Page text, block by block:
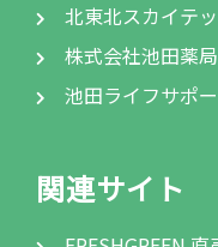
北東北スカイテ
株式会社池田薬局
池田ライフサポ
関連サイト